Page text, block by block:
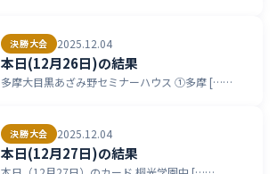
決勝大会 2025.12.04
本日(12月26日)の結果
多摩大目黒あざみ野セミナーハウス ①多摩 [……
決勝大会 2025.12.04
本日(12月27日)の結果